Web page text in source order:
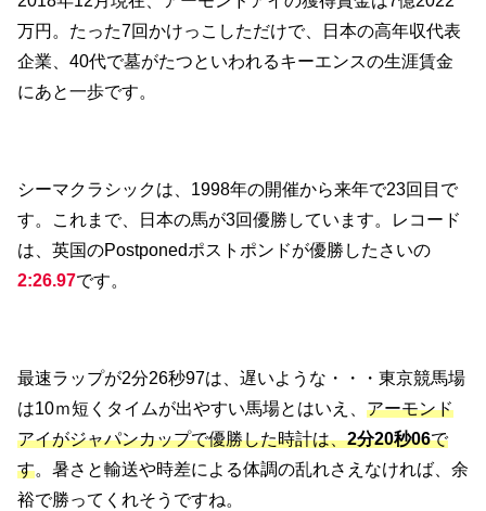
万円。たった7回かけっこしただけで、日本の高年収代表
企業、40代で墓がたつといわれるキーエンスの生涯賃金
にあと一歩です。
シーマクラシックは、1998年の開催から来年で23回目で
す。これまで、日本の馬が3回優勝しています。レコード
は、英国のPostponedポストポンドが優勝したさいの
2:26.97です。
最速ラップが2分26秒97は、遅いような・・・東京競馬場
は10ｍ短くタイムが出やすい馬場とはいえ、 アーモンド
アイがジャパンカップで優勝した時計は、2分20秒06で
す。暑さと輸送や時差による体調の乱れさえなければ、余
裕で勝ってくれそうですね。